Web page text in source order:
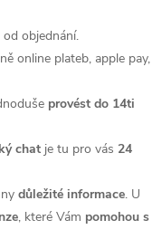
od objednání.
online plateb, apple pay,
provést do 14ti
chat je tu pro vás 24
důležité informace. U
, které Vám pomohou s